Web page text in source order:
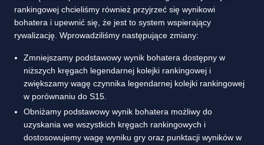
rankingowej chcieliśmy również przyjrzeć się wynikowi
bohatera i upewnić się, że jest to system wspierający
rywalizację. Wprowadziliśmy następujące zmiany:
Zmniejszamy podstawowy wynik bohatera dostępny w
niższych kręgach legendarnej kolejki rankingowej i
zwiększamy wagę czynnika legendarnej kolejki rankingowej
w porównaniu do S15.
Obniżamy podstawowy wynik bohatera możliwy do
uzyskania we wszystkich kręgach rankingowych i
dostosowujemy wagę wyniku gry oraz punktacji wyników w